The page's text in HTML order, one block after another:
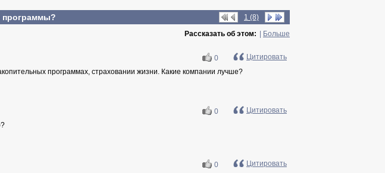
программы?
1 (8)
Больше
Рассказать об этом:
0
Цитировать
программах, страховании жизни. Какие компании лучше?
0
Цитировать
0
Цитировать